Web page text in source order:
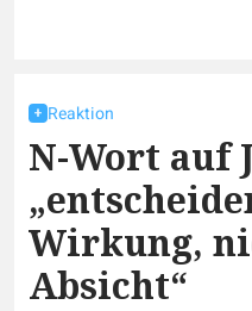
Reaktion
N-Wort auf
Wirkung,
Absicht“